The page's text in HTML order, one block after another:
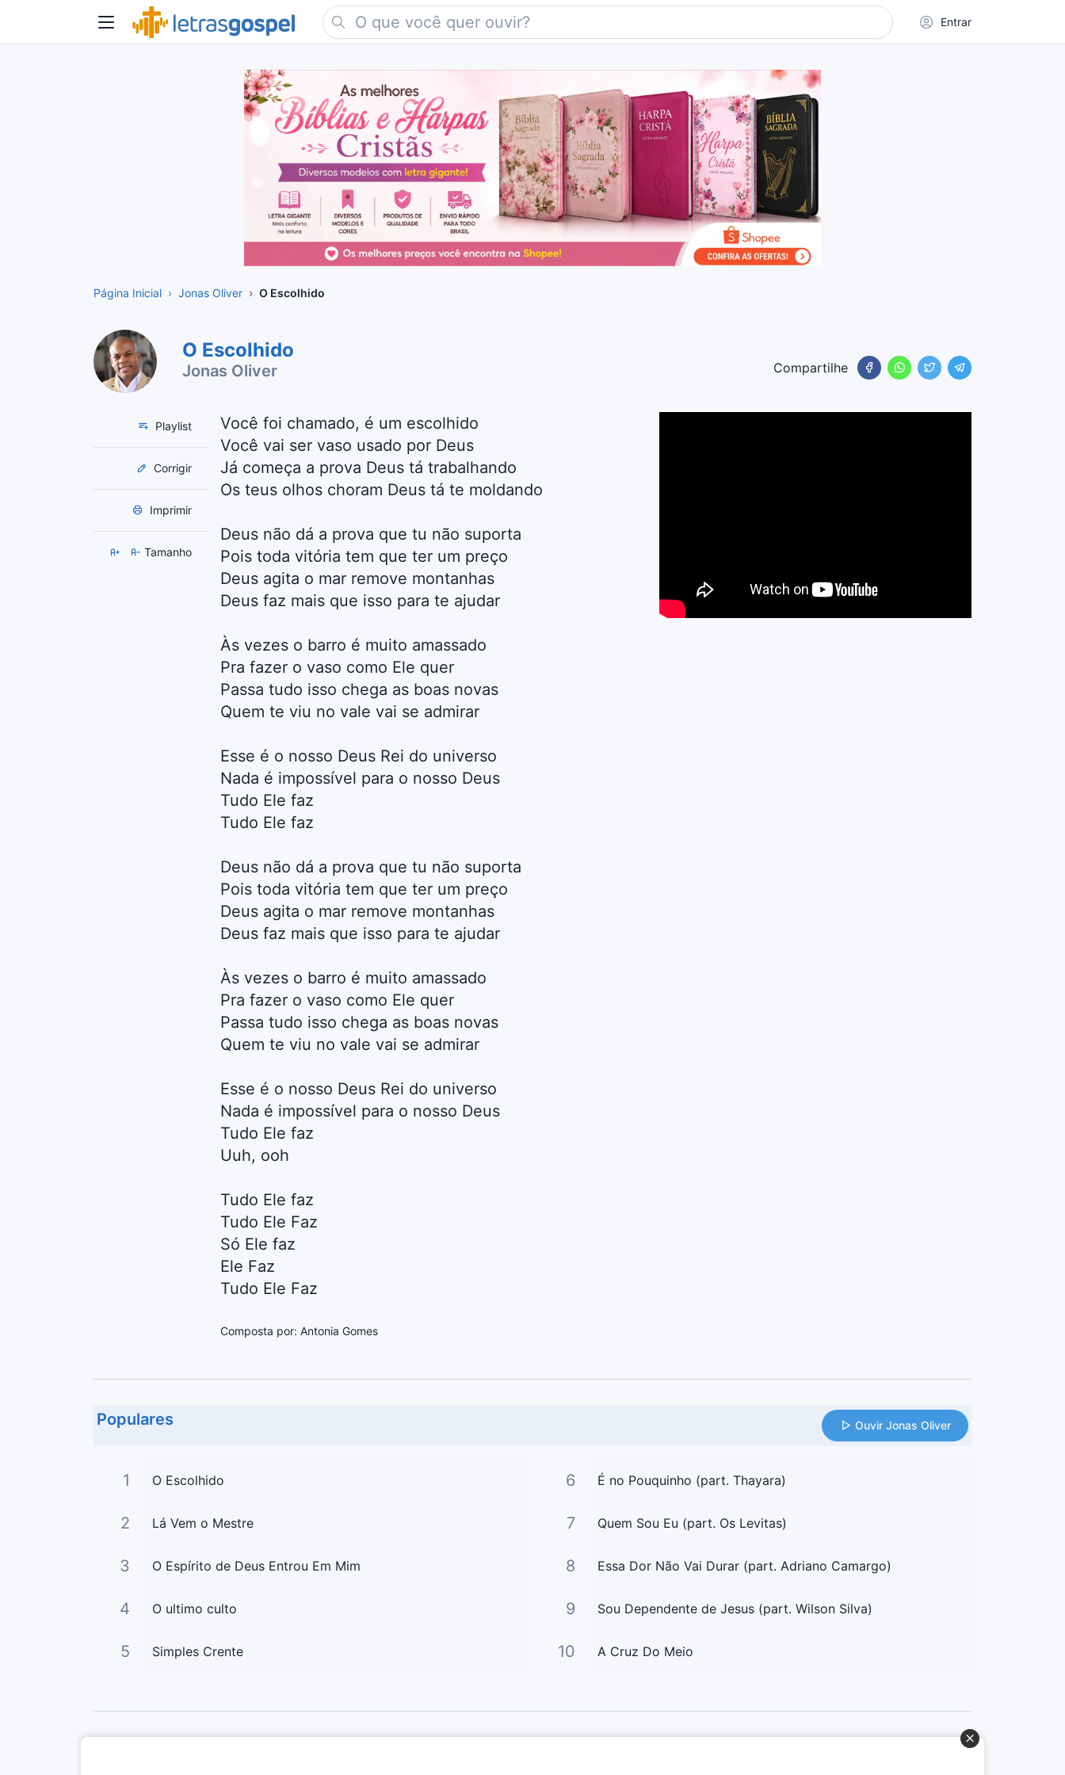
Entrar
Página Inicial Jonas Oliver O Escolhido
O Escolhido
Jonas Oliver Compartilhe
Playlist
Corrigir
Imprimir
Tamanho
Você foi chamado, é um escolhido
Você vai ser vaso usado por Deus
Já começa a prova Deus tá trabalhando
Os teus olhos choram Deus tá te moldando
Deus não dá a prova que tu não suporta
Pois toda vitória tem que ter um preço
Deus agita o mar remove montanhas
Deus faz mais que isso para te ajudar
Às vezes o barro é muito amassado
Pra fazer o vaso como Ele quer
Passa tudo isso chega as boas novas
Quem te viu no vale vai se admirar
Esse é o nosso Deus Rei do universo
Nada é impossível para o nosso Deus
Tudo Ele faz
Tudo Ele faz
Deus não dá a prova que tu não suporta
Pois toda vitória tem que ter um preço
Deus agita o mar remove montanhas
Deus faz mais que isso para te ajudar
Às vezes o barro é muito amassado
Pra fazer o vaso como Ele quer
Passa tudo isso chega as boas novas
Quem te viu no vale vai se admirar
Esse é o nosso Deus Rei do universo
Nada é impossível para o nosso Deus
Tudo Ele faz
Uuh, ooh
Tudo Ele faz
Tudo Ele Faz
Só Ele faz
Ele Faz
Tudo Ele Faz
Composta por: Antonia Gomes
Populares Ouvir Jonas Oliver
1 O Escolhido
2 Lá Vem o Mestre
3 O Espírito de Deus Entrou Em Mim
4 O ultimo culto
5 Simples Crente
6 É no Pouquinho (part. Thayara)
7 Quem Sou Eu (part. Os Levitas)
8 Essa Dor Não Vai Durar (part. Adriano Camargo)
9 Sou Dependente de Jesus (part. Wilson Silva)
10 A Cruz Do Meio